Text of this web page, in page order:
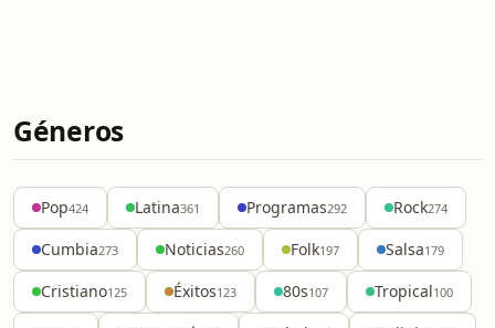
Géneros
Pop424 Latina361 Programas292 Rock274
Cumbia273 Noticias260 Folk197 Salsa179
Cristiano125 Éxitos123 80s107 Tropical100